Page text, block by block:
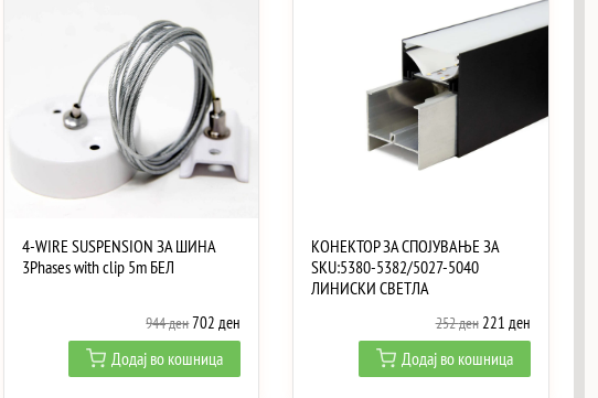
4-WIRE SUSPENSION ЗА ШИНА
3Phases with clip 5m БЕЛ
944денOriginal
price
was:
702 ден
price
Додај во кошница
КОНЕКТОР ЗА СПОЈУВАЊЕ ЗА
SKU:5380-5382/5027-5040
ЛИНИСКИ СВЕТЛА
252ден Original
price
was:
221 денCurrent
price
Додај во кошница